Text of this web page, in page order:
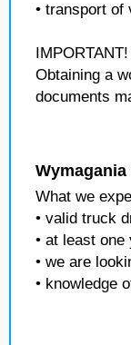
• transport of
IMPORTANT!
Obtaining a
documents
Wymagania
What we
• valid truck
• at least
• we are
• knowledge